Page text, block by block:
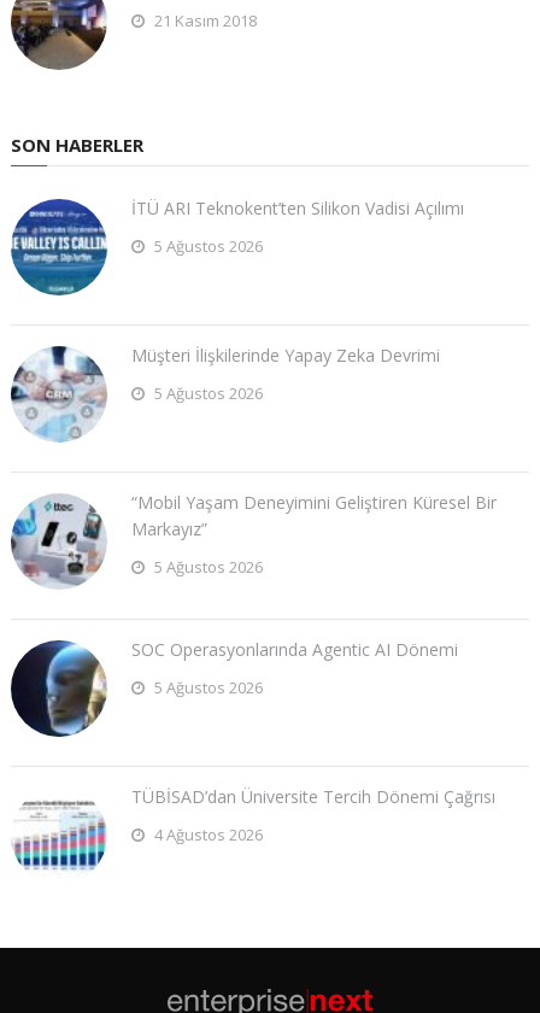
21 Kasım 2018
SON HABERLER
İTÜ ARI Teknokent’ten Silikon Vadisi Açılımı
5 Ağustos 2026
Müşteri İlişkilerinde Yapay Zeka Devrimi
5 Ağustos 2026
“Mobil Yaşam Deneyimini Geliştiren Küresel Bir
Markayız”
5 Ağustos 2026
SOC Operasyonlarında Agentic AI Dönemi
5 Ağustos 2026
TÜBİSAD’dan Üniversite Tercih Dönemi Çağrısı
4 Ağustos 2026